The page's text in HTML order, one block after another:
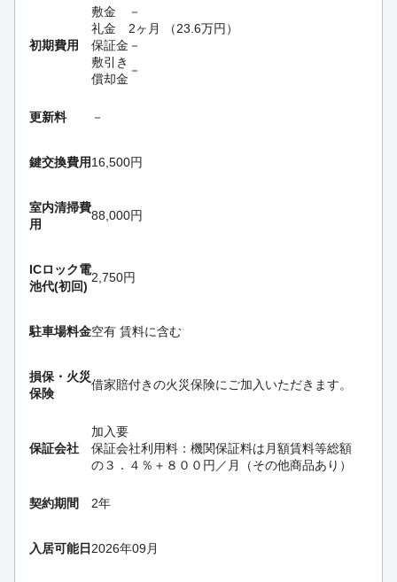
初期費用
敷金
－
礼金
2ヶ月 （23.6万円）
保証金 －
敷引き
償却金
－
更新料 －
鍵交換費用16,500円
室内清掃費
用
88,000円
ICロック電
池代(初回)
2,750円
駐車場料金空有 賃料に含む
損保・ 火災
保険
借家賠付きの火災保険にご加入いただきます。
保証会社
加入要
保証会社利用料：機関保証料は月額賃料等総額
の３．４％＋８００円／月（その他商品あり）
契約期間 2年
入居可能日2026年09月